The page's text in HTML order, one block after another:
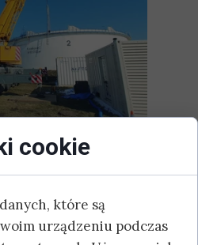
cookie
które są
urządzeniu podczas